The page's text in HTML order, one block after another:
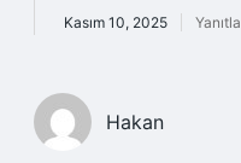
Kasım 10, 2025 Yanıtla
Hakan